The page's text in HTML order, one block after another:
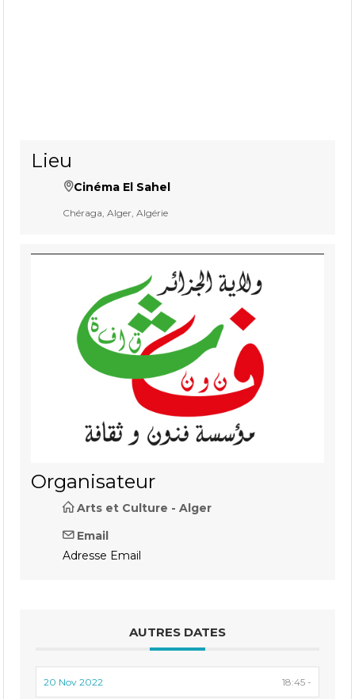
Lieu
Cinéma El Sahel
Chéraga, Alger, Algérie
Organisateur
Arts et Culture - Alger
Email
Adresse Email
AUTRES DATES
20 Nov 2022 18:45 -